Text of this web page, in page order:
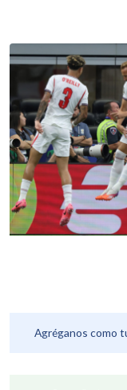
Agréganos como